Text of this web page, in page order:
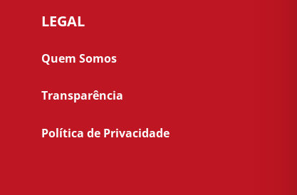
LEGAL
Quem Somos
Transparência
Política de Privacidade